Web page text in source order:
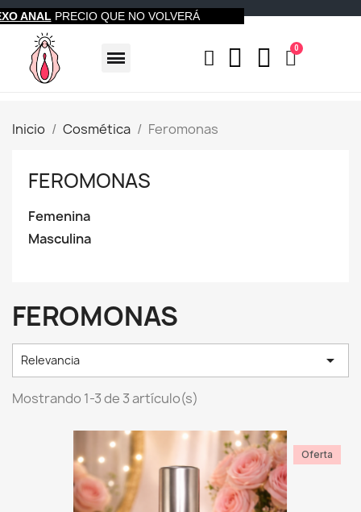
ANAL PRECIO QUE NO VOLVERÁ
Inicio Cosmética Feromonas
FEROMONAS
Femenina
Masculina
FEROMONAS
Relevancia 
Mostrando 1-3 de 3 artículo(s)
Oferta